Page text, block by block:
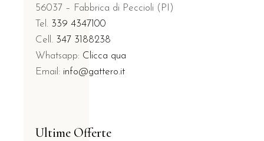
56037 – Fabbrica di Peccioli (PI)
Tel. 339 4347100
Cell. 347 3188238
Whatsapp: Clicca qua
Email: info@gattero.it
Ultime Offerte